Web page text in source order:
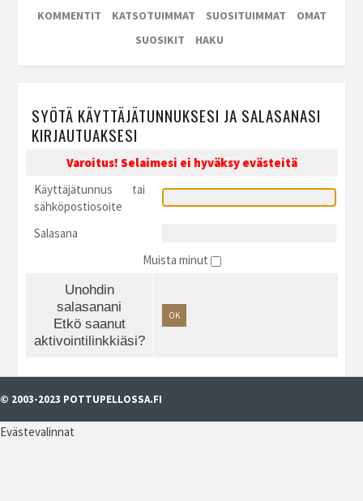
KOMMENTIT
KATSOTUIMMAT SUOSITUIMMAT
OMAT
SUOSIKIT
HAKU
SYÖTÄ KÄYTTÄJÄTUNNUKSESI JA SALASANASI
KIRJAUTUAKSESI
Varoitus! Selaimesi ei hyväksy evästeitä
Käyttäjätunnus tai
sähköpostiosoite
Salasana
Muista minut
Unohdin
salasanani
Etkö saanut
aktivointilinkkiäsi?
OK
© 2003-2023 POTTUPELLOSSA.FI
Evästevalinnat